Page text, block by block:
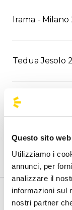
Questo sito
Utilizziamo i
annunci, per
analizzare il
informazioni sul
nostri partner
Irama - Milano
Tedua Jesolo
Sfera Ebbasta
Aespa -
Sfera Ebbasta
Benvenuto nella